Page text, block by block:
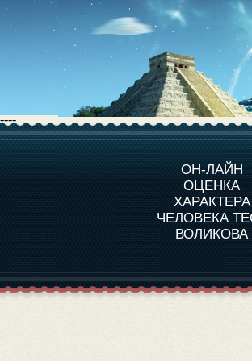
----
ОН-ЛАЙН
ОЦЕНКА
ХАРАКТЕРА
ЧЕЛОВЕКА
ВОЛИКОВА
О ПРОГРАММЕ
ОЦЕНКА
ЧЕЛОВЕКА
ОЦЕНКА
ВЫДАЮЩИХСЯ
ЛИЧНОСТЕЙ